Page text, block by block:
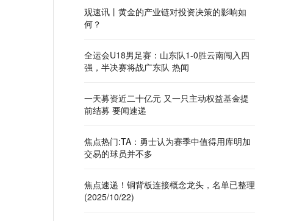
观速讯丨黄金的产业链对投资决策的影响如
何？
全运会U18男足赛：山东队1-0胜云南闯入四
强，半决赛将战广东队 热闻
一天募资近二十亿元 又一只主动权益基金提
前结募 要闻速递
焦点热门:TA：勇士认为赛季中值得用库明加
交易的球员并不多
焦点速递！铜背板连接概念龙头，名单已整理
(2025/10/22)